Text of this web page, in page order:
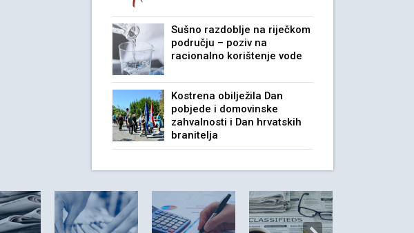
Sušno razdoblje na riječkom
području – poziv na
racionalno korištenje vode
Kostrena obilježila Dan
pobjede i domovinske
zahvalnosti i Dan hrvatskih
branitelja